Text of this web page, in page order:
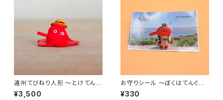
遠州てびねり人形 〜とけてん
ぐ〜｜高さ約3cm
¥3,500
お守りシール 〜ぼくはてんぐ〜
（9x5.5cm）
¥330